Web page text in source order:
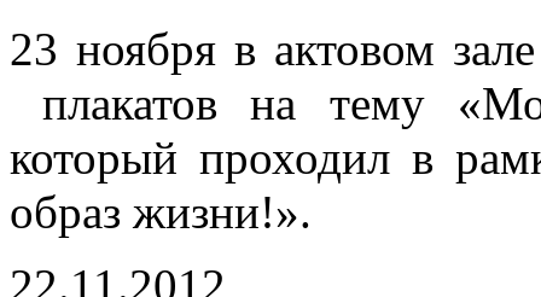
23 ноября в актовом
плакатов на тему
который проходил в
образ жизни!».
22.11.2012